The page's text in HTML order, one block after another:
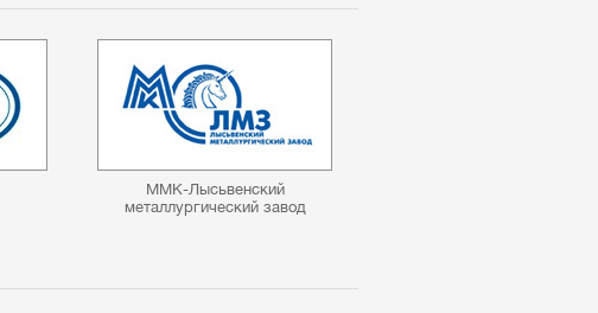
ММК-Лысьвенский
металлургический завод